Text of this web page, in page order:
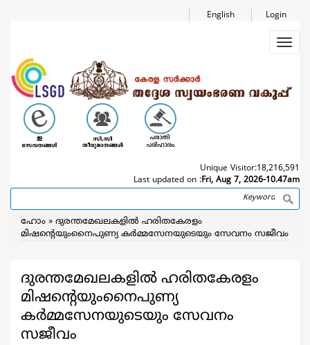
Login
English
Unique Visitor:18,216,591
Last updated on :Fri, Aug 7, 2026-10.47am
Search
Breadcrumb
ഹോം
ദുരന്തമേഖലകളില്‍ ഹരിതകേരളം
മിഷന്‍റെയുംനൈപുണ്യ കര്‍മ്മസേനയുടെയും സേവനം സജീവം
ദുരന്തമേഖലകളില്‍ ഹരിതകേരളം
മിഷന്‍റെയുംനൈപുണ്യ
കര്‍മ്മസേനയുടെയും സേവനം
സജീവം